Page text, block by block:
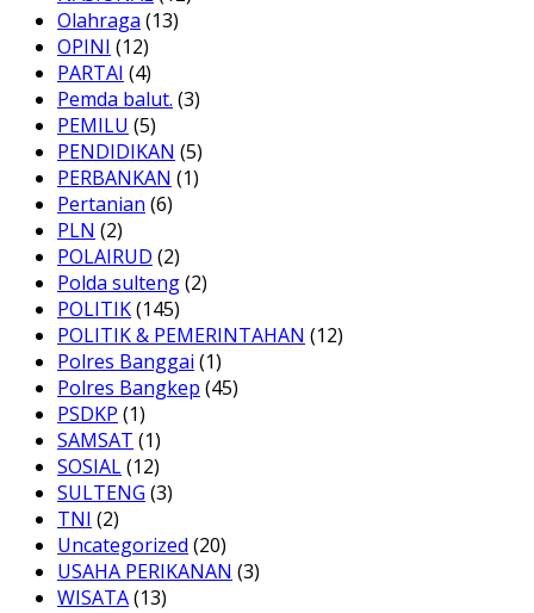
Olahraga (13)
OPINI (12)
PARTAI (4)
Pemda balut. (3)
PEMILU (5)
PENDIDIKAN (5)
PERBANKAN (1)
Pertanian (6)
PLN (2)
POLAIRUD (2)
Polda sulteng(2)
POLITIK(145)
POLITIK & PEMERINTAHAN (12)
Polres Banggai (1)
Polres Bangkep (45)
PSDKP (1)
SAMSAT (1)
SOSIAL(12)
SULTENG (3)
TNI (2)
Uncategorized (20)
USAHA PERIKANAN (3)
WISATA(13)